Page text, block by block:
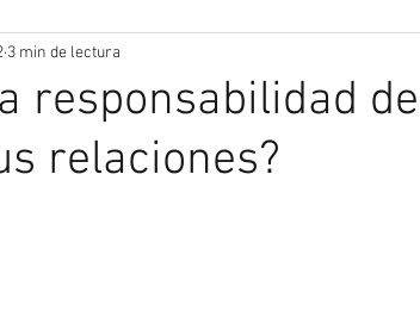
Psicología
responsabilidad
relaciones?
3 min de lectura